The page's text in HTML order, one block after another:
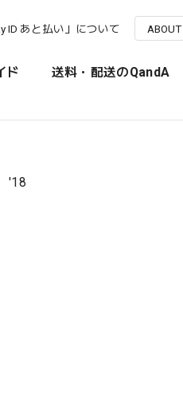
ID あと払い」について ABOUT
ド 送料・配送のQandA
'18